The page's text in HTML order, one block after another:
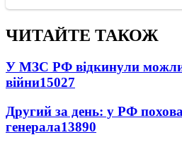
ЧИТАЙТЕ ТАКОЖ
У МЗС РФ відкинули
війни15027
Другий за день: у РФ
генерала13890